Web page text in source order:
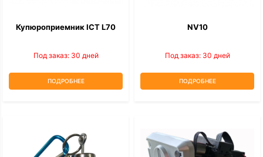
Купюроприемник ICT L70
Под заказ: 30 дней
ПОДРОБНЕЕ
NV10
Под заказ: 30 дней
ПОДРОБНЕЕ